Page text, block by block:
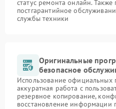
статус ремонта онлайн. Также
постгарантийное
службы техники
Оригинальные
безопасное
Использование официальных
аккуратная работа с
резервное копирование,
восстановление информации